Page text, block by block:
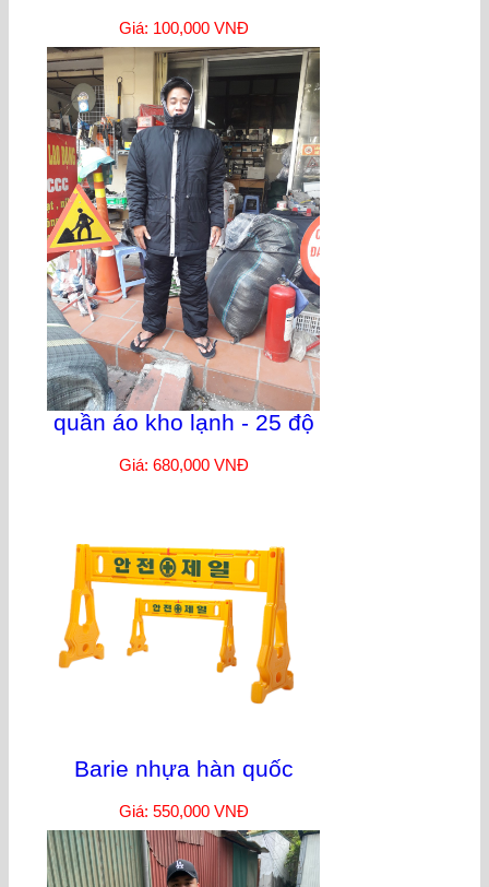
Giá: 100,000 VNĐ
quần áo kho lạnh - 25 độ
Giá: 680,000 VNĐ
Barie nhựa hàn quốc
Giá: 550,000 VNĐ